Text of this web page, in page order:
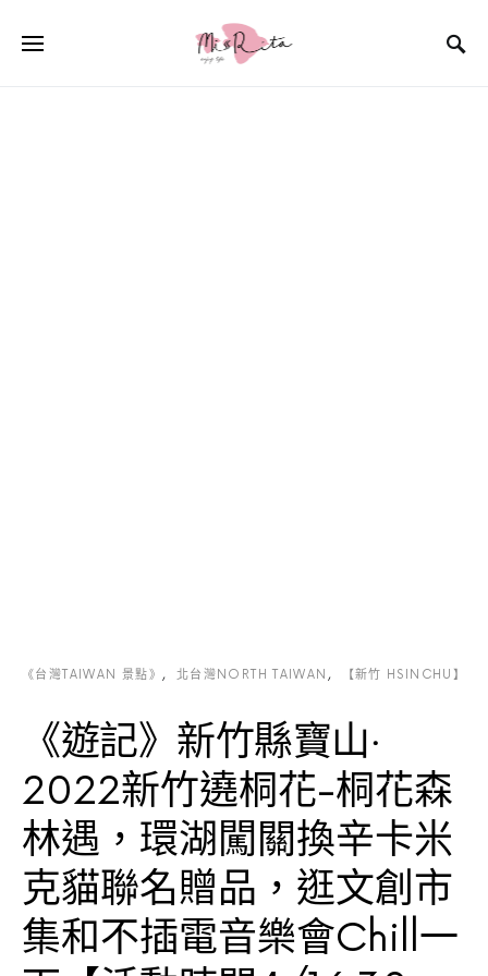
《台灣TAIWAN 景點》 北台灣NORTH TAIWAN 【新竹 HSINCHU】
《遊記》新竹縣寶山‧
2022新竹遶桐花-桐花森
林遇，環湖闖關換辛卡米
克貓聯名贈品，逛文創市
集和不插電音樂會Chill一